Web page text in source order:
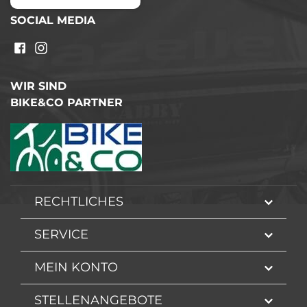
SOCIAL MEDIA
WIR SIND
BIKE&CO PARTNER
RECHTLICHES
SERVICE
MEIN KONTO
STELLENANGEBOTE